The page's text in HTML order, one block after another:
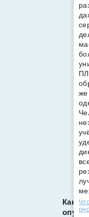
Как
же